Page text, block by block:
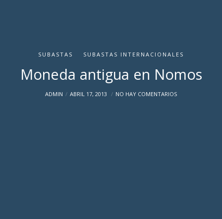
SUBASTAS SUBASTAS INTERNACIONALES
Moneda antigua en Nomos
ADMIN ABRIL 17, 2013 NO HAY COMENTARIOS